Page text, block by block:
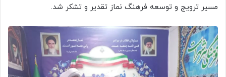
مسیر ترویج و توسعه فرهنگ نماز تقدیر و تشکر شد.